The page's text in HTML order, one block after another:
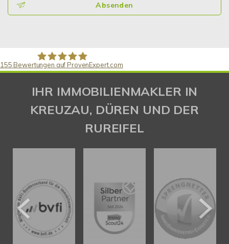
Absenden
Gaspar Immobilienberatung
155 Bewertungen auf ProvenExpert.com
IHR IMMOBILIENMAKLER IN
KREUZAU, DÜREN UND DER
RUREIFEL